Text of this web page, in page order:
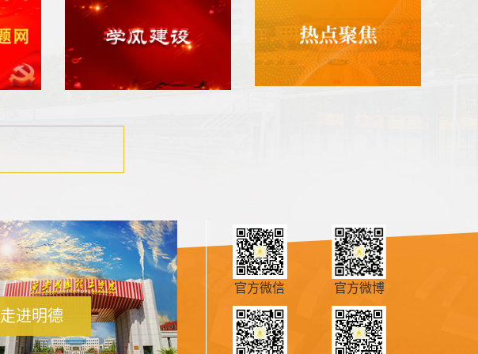
走进明德
官方微信 官方微博